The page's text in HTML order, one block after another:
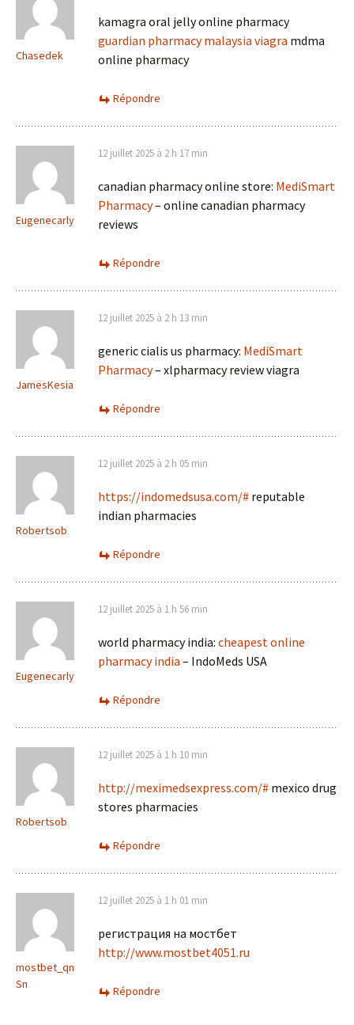
Chasedek
kamagra oral jelly online pharmacy
guardian pharmacy malaysia viagra mdma
online pharmacy
Répondre
Eugenecarly
12 juillet 2025 à 2 h 17 min
canadian pharmacy online store: MediSmart
Pharmacy– online canadian pharmacy
reviews
Répondre
JamesKesia
12 juillet 2025 à 2 h 13 min
generic cialis us pharmacy: MediSmart
Pharmacy– xlpharmacy review viagra
Répondre
Robertsob
12 juillet 2025 à 2 h 05 min
https://indomedsusa.com/# reputable
indian pharmacies
Répondre
Eugenecarly
12 juillet 2025 à 1 h 56 min
world pharmacy india: cheapest online
pharmacy india – IndoMeds USA
Répondre
Robertsob
12 juillet 2025 à 1 h 10 min
http://meximedsexpress.com/# mexico drug
stores pharmacies
Répondre
mostbet_qn
Sn
12 juillet 2025 à 1 h 01 min
регистрация на мостбет
http://www.mostbet4051.ru
Répondre